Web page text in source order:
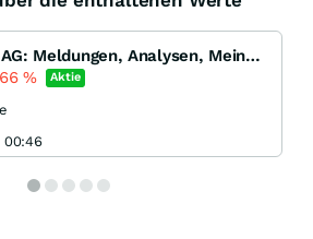
Deutsche Rohstoff AG: Meldungen, Analysen, Meinungen
% Aktie
00:46